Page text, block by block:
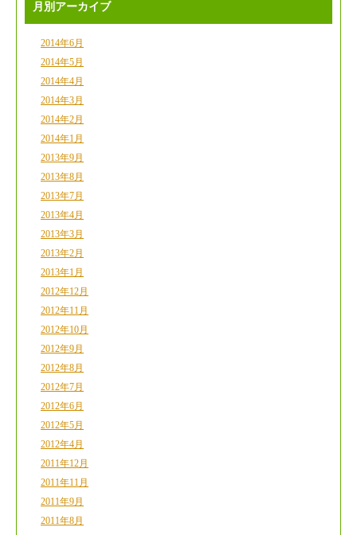
月別アーカイブ
2014年6月
2014年5月
2014年4月
2014年3月
2014年2月
2014年1月
2013年9月
2013年8月
2013年7月
2013年4月
2013年3月
2013年2月
2013年1月
2012年12月
2012年11月
2012年10月
2012年9月
2012年8月
2012年7月
2012年6月
2012年5月
2012年4月
2011年12月
2011年11月
2011年9月
2011年8月